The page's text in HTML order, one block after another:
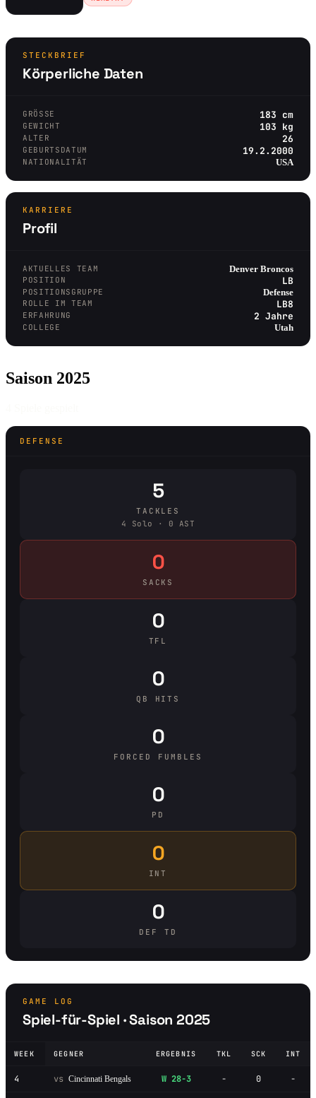
STECKBRIEF
Körperliche Daten
GRÖSSE 183 cm
GEWICHT 103 kg
ALTER 26
GEBURTSDATUM 19.2.2000
NATIONALITÄT USA
KARRIERE
Profil
AKTUELLES TEAM Denver Broncos
POSITION LB
POSITIONSGRUPPE Defense
ROLLE IM TEAM LB8
ERFAHRUNG 2 Jahre
COLLEGE Utah
Saison 2025
DEFENSE
5
TACKLES
4 Solo · 0 AST
0
SACKS
0
TFL
0
QB HITS
0
FORCED FUMBLES
0
PD
0
INT
0
DEF TD
GAME LOG
Spiel-für-Spiel · Saison 2025
WEEK GEGNER ERGEBNIS TKL SCK INT
4 vs Cincinnati Bengals W 28-3 - 0 -